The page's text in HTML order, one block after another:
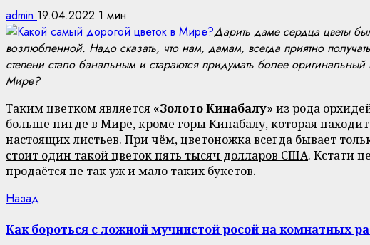
admin 19.04.2022 1 мин
Дарить даме сердца цветы
возлюбленной. Надо сказать, что нам, дамам, всегда приятно
степени стало банальным и стараются придумать более
Мире?
Таким цветком является «Золото Кинабалу» из рода
больше нигде в Мире, кроме горы Кинабалу, которая
настоящих листьев. При чём, цветоножка всегда бывает
стоит один такой цветок пять тысяч долларов США. Кстати
продаётся не так уж и мало таких букетов.
Continue
Reading
Назад
Как бороться с ложной мучнистой росой на комнатных